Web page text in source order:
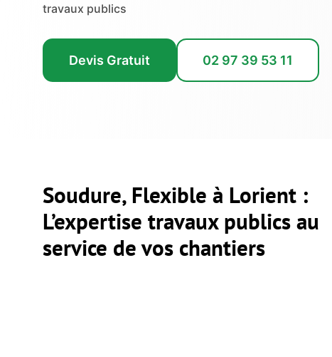
travaux publics
Devis Gratuit 02 97 39 53 11
Soudure, Flexible à Lorient :
L’expertise travaux publics au
service de vos chantiers